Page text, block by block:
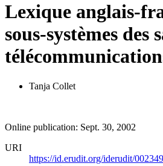
Lexique anglais-
sous-systèmes des
Tanja Collet
Online publication: Sept. 30, 2002
URI
https://id.erudit.org/iderudit/